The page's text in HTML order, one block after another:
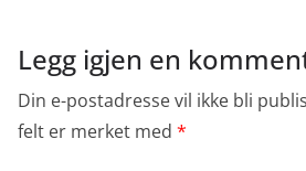
Legg igjen en
Din e-postadresse vil ikke bli
felt er merket med *